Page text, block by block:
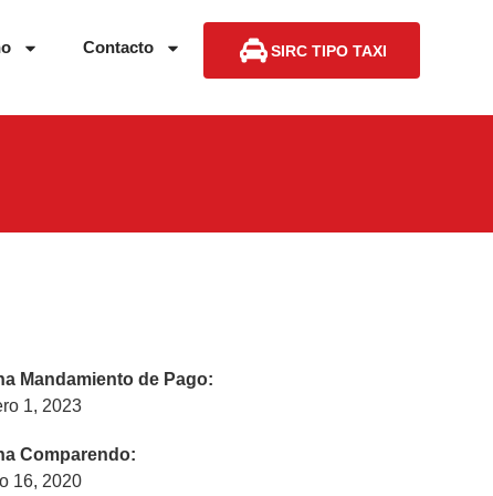
Contacto SIRC TIPO TAXI
Mandamiento de Pago:
1, 2023
Comparendo:
16, 2020